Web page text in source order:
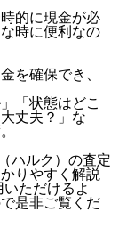
的に現金が必
時に便利なの
を確保でき、
「状態はどこ
丈夫？」な
ハルク）の査定
りやすく解説
ただけるよ
是非ご覧くだ